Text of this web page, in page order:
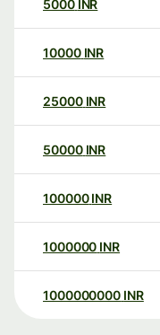
5000 INR
10000 INR
25000 INR
50000 INR
100000 INR
1000000 INR
1000000000 INR